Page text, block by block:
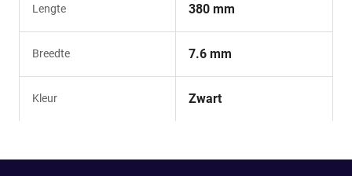
Lengte 380 mm
Breedte 7.6 mm
Kleur Zwart